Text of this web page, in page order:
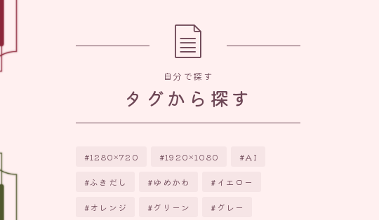
自分で探す
タグから探す
1280×720 1920×1080 AI
ふきだし ゆめかわ イエロー
オレンジ グリーン グレー